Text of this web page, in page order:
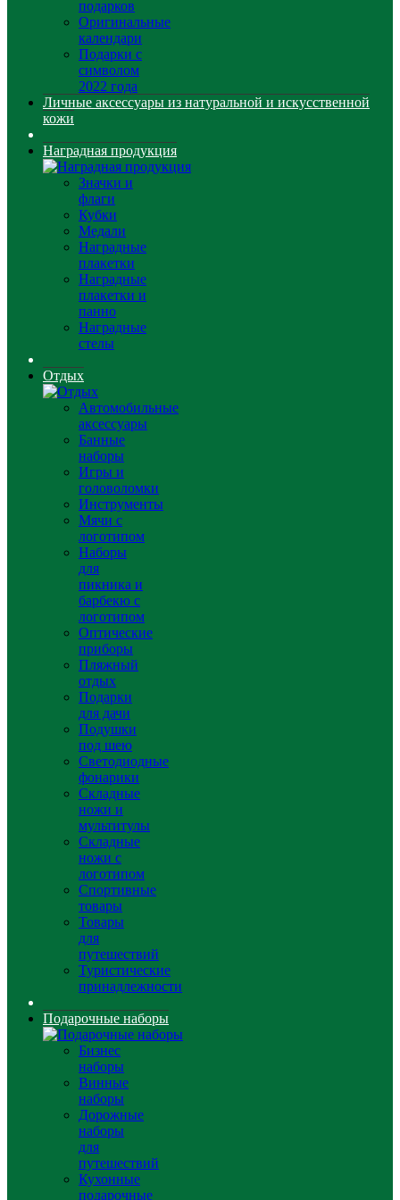
подарков
Оригинальные
календари
Подарки с
символом
2022 года
Личные аксессуары из натуральной и искусственной
кожи
Наградная продукция
Значки и
флаги
Кубки
Медали
Наградные
плакетки
Наградные
плакетки и
панно
Наградные
стелы
Отдых
Автомобильные
аксессуары
Банные
наборы
Игры и
головоломки
Инструменты
Мячи с
логотипом
Наборы
для
пикника и
барбекю с
логотипом
Оптические
приборы
Пляжный
отдых
Подарки
для дачи
Подушки
под шею
Светодиодные
фонарики
Складные
ножи и
мультитулы
Складные
ножи с
логотипом
Спортивные
товары
Товары
для
путешествий
Туристические
принадлежности
Подарочные наборы
Бизнес
наборы
Винные
наборы
Дорожные
наборы
для
путешествий
Кухонные
подарочные